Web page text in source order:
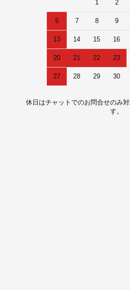
1 2
6 7 8 9
13 14 15 16
20 21 22 23
27 28 29 30
休日はチャットでのお問合せのみ
す。